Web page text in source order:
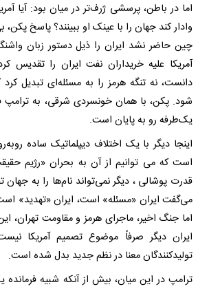
اما در باطن، پرسشی ژرف‌تر در میان بود: آیا
وادار کند جهان را با عینک او ببینند؟ پاسخ پکن،
چین حاضر نشد ایران را ذیل دستور زبان
آمریکا علیه خریداران نفت ایران را تقدیس
دانست، نه تنگه هرمز را به مسئله‌ای تبدیل کرد
شود. پکن، با همان خونسردی شرقی، به ترامپ
یک‌طرفه رو به پایان است.
اینجا دیگر با یک اختلاف دیپلماتیک ساده
است که می توانیم از آن به بحران «رژیم
قدرت پوشالی ، دیگر نمی‌تواند نام‌ها را به
می‌گفت ایران «مسئله» است، ایران «تهدید»
اما جنگ اخیر، ماجرای هرمز و مقاومت تهران،
ایران دیگر صرفاً موضوع تصمیم آمریکا
تولیدکنندگان معنا در نظم جدید بدل شده است.
ترامپ در این میان، بیش از آنکه شبیه